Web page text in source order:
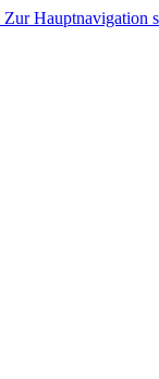
Zur Hauptnavigation